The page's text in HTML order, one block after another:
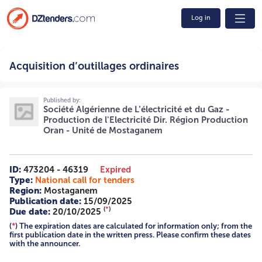
Log in
PE/DRPO/MOS-CC 2426 031 00 4514 4514 SOCIETE
ORAN UNITE DE PRODUCTION MOSTAGANEM CC ROUTE
NATIONALE N 11 SONACTER – MOSTAGANEM Email :
amrani.farid@sonalegaz-pe.dz AVIS D’APPEL D’OFFRES
OUVERT A LA CONCURRENCE NATIONALE La société
- direction région production Oran, unité de production
Mostaganem, lance un appel d’offres à la concurrence
national ouvert pour : « ACQUISITION D’OUTILLAGES
ORDINAIRES POUR LA CENTRALE THERMIQUE CYCLE
COMBINÉ DE MOSTAGANEM » Les candidats intéressés par
le présent avis, peuvent retirer le cahier des charges à
l’adresse suivante : SOCIETE ALGERIENNE DE
L’ELECTRICITE ET DU GAZ – PRODUCTION DE
L’ELECTRICITE REGION PRODUCTION ORAN UNITE DE
Acquisition d’outillages ordinaires
Published by:
Société Algérienne de L’électricité et du Gaz -
Production de l'Electricité Dir. Région Production
Oran - Unité de Mostaganem
ID: 473204 - 46319
Expired
Type: National call for tenders
Region: Mostaganem
Publication date: 15/09/2025
Due date: 20/10/2025 (*)
(*) The expiration dates are calculated for information only; from the
first publication date in the written press. Please confirm these dates
with the announcer.